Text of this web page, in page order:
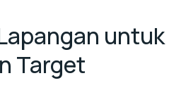
untuk
Target